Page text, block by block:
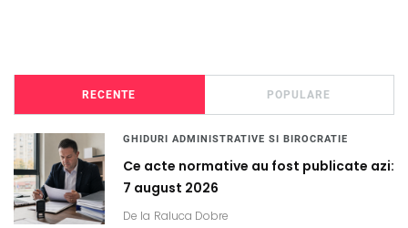
RECENTE POPULARE
GHIDURI ADMINISTRATIVE SI BIROCRATIE
Ce acte normative au fost publicate azi:
7 august 2026
De la Raluca Dobre